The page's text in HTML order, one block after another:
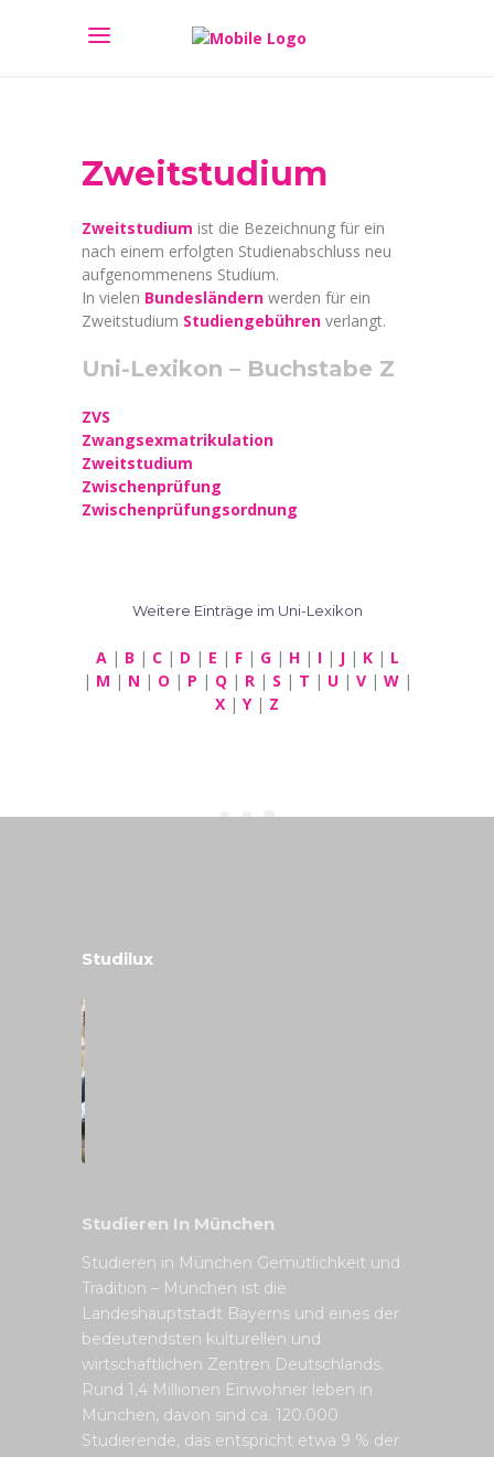
Zweitstudium
Zweitstudium ist die Bezeichnung für ein
nach einem erfolgten Studienabschluss neu
aufgenommenens Studium.
In vielen Bundesländern werden für ein
Zweitstudium Studiengebühren verlangt.
Uni-Lexikon – Buchstabe Z
ZVS
Zwangsexmatrikulation
Zweitstudium
Zwischenprüfung
Zwischenprüfungsordnung
Weitere Einträge im Uni-Lexikon
A| B | C| D | E | F| G| H| I| J| K| L
| M | N | O | P | Q | R| S | T | U| V| W|
X | Y| Z
Studilux
Studieren In München
Studieren in München Gemütlichkeit und
Tradition – München ist die
Landeshauptstadt Bayerns und eines der
bedeutendsten kulturellen und
wirtschaftlichen Zentren Deutschlands.
Rund 1,4 Millionen Einwohner leben in
München, davon sind ca. 120.000
Studierende, das entspricht etwa 9 % der